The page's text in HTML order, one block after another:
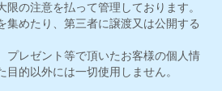
の注意を払って管理しております。
集めたり、第三者に譲渡又は公開する
プレゼント等で頂いたお客様の個人情
的以外には一切使用しません。